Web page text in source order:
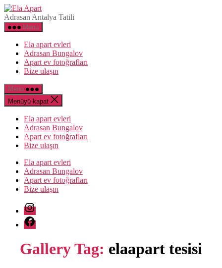
İçeriğe
atla
Ela
Apart
Adrasan Antalya Tatili
Menü
Ela apart evleri
Adrasan Bungalov
Apart ev fotoğrafları
Bize ulaşın
Menü
Menüyü kapat
Ela apart evleri
Adrasan Bungalov
Apart ev fotoğrafları
Bize ulaşın
Ela apart evleri
Adrasan Bungalov
Apart ev fotoğrafları
Bize ulaşın
instagram
Facebook
Gallery Tag: elaapart tesisi